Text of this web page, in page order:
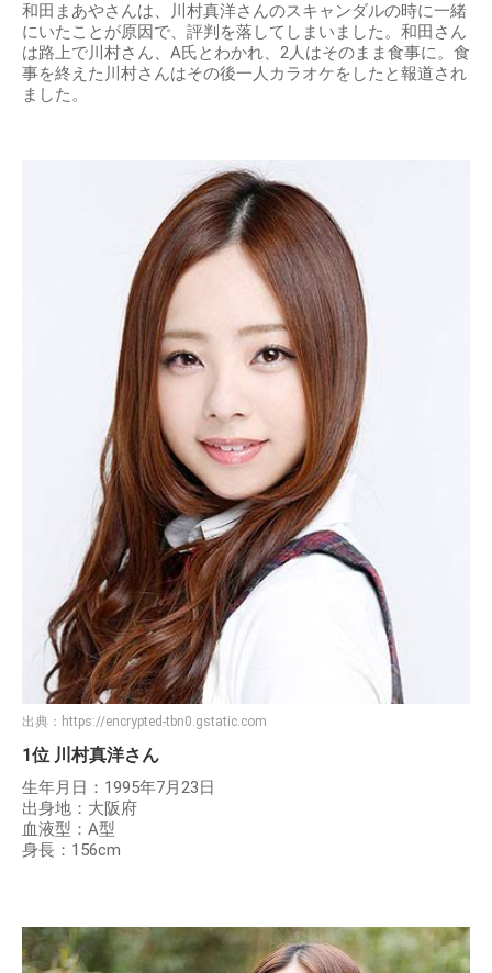
和田まあやさんは、川村真洋さんのスキャンダルの時に一緒
にいたことが原因で、評判を落してしまいました。和田さん
は路上で川村さん、A氏とわかれ、2人はそのまま食事に。食
事を終えた川村さんはその後一人カラオケをしたと報道され
ました。
出典： https://encrypted-tbn0.gstatic.com
1位 川村真洋さん
生年月日：1995年7月23日
出身地：大阪府
血液型：A型
身長：156cm